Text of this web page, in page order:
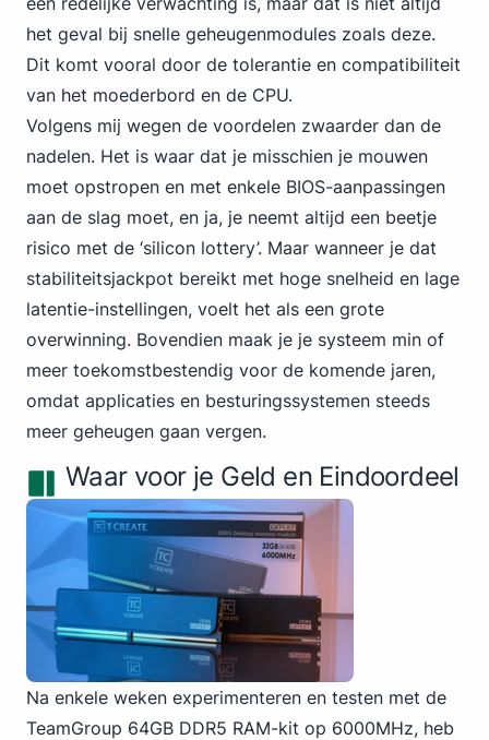
het geval bij snelle geheugenmodules zoals deze.
Dit komt vooral door de tolerantie en compatibiliteit
van het moederbord en de CPU.
Volgens mij wegen de voordelen zwaarder dan de
nadelen. Het is waar dat je misschien je mouwen
moet opstropen en met enkele BIOS-aanpassingen
aan de slag moet, en ja, je neemt altijd een beetje
risico met de ‘silicon lottery’. Maar wanneer je dat
stabiliteitsjackpot bereikt met hoge snelheid en lage
latentie-instellingen, voelt het als een grote
overwinning. Bovendien maak je je systeem min of
meer toekomstbestendig voor de komende jaren,
omdat applicaties en besturingssystemen steeds
meer geheugen gaan vergen.
Waar voor je Geld en Eindoordeel
Na enkele weken experimenteren en testen met de
TeamGroup 64GB DDR5 RAM-kit op 6000MHz, heb